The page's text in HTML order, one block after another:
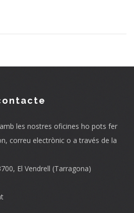
les nostres oficines ho pots fer
correu electrònic o a través de la
El Vendrell (Tarragona)